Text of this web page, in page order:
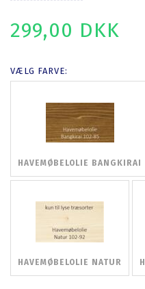
299,00 DKK
VÆLG FARVE:
HAVEMØBELOLIE BANGKIRAI
HAVEMØBELOLIE NATUR